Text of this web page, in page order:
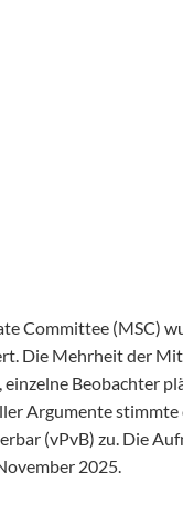
Committee (MSC)
Die Mehrheit der
Beobachter
Argumente
(vPvB) zu. Die
2025.